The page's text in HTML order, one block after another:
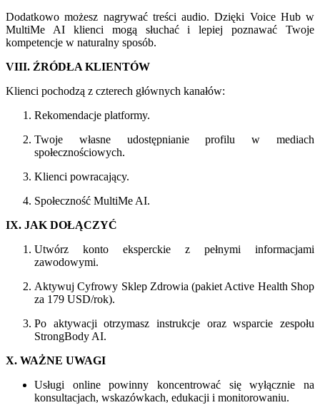
Dodatkowo możesz nagrywać treści audio. Dzięki Voice Hub w
MultiMe AI klienci mogą słuchać i lepiej poznawać Twoje
kompetencje w naturalny sposób.
VIII. ŹRÓDŁA KLIENTÓW
Klienci pochodzą z czterech głównych kanałów:
Rekomendacje platformy.
Twoje własne udostępnianie profilu w mediach
społecznościowych.
Klienci powracający.
Społeczność MultiMe AI.
IX. JAK DOŁĄCZYĆ
Utwórz konto eksperckie z pełnymi informacjami
zawodowymi.
Aktywuj Cyfrowy Sklep Zdrowia (pakiet Active Health Shop
za 179 USD/rok).
Po aktywacji otrzymasz instrukcje oraz wsparcie zespołu
StrongBody AI.
X. WAŻNE UWAGI
Usługi online powinny koncentrować się wyłącznie na
konsultacjach, wskazówkach, edukacji i monitorowaniu.